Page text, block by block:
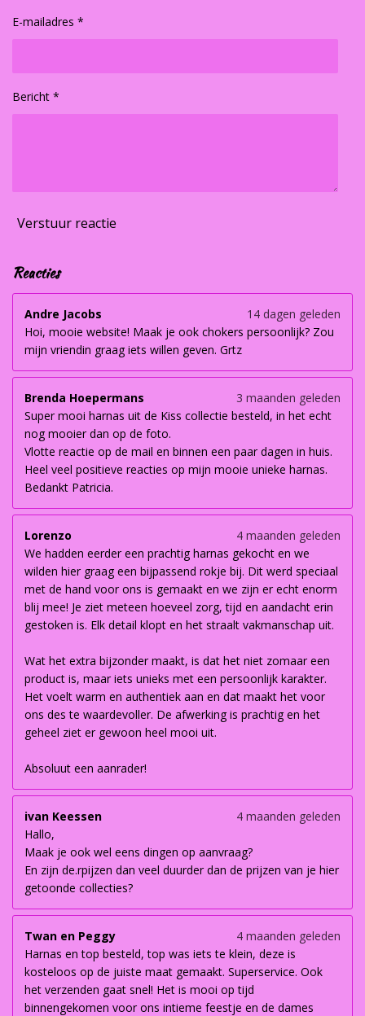
E-mailadres *
Bericht *
Verstuur reactie
Reacties
Andre Jacobs
14 dagen geleden
Hoi, mooie website! Maak je ook chokers persoonlijk? Zou
mijn vriendin graag iets willen geven. Grtz
Brenda Hoepermans
3 maanden geleden
Super mooi harnas uit de Kiss collectie besteld, in het echt
nog mooier dan op de foto.
Vlotte reactie op de mail en binnen een paar dagen in huis.
Heel veel positieve reacties op mijn mooie unieke harnas.
Bedankt Patricia.
Lorenzo
4 maanden geleden
We hadden eerder een prachtig harnas gekocht en we
wilden hier graag een bijpassend rokje bij. Dit werd speciaal
met de hand voor ons is gemaakt en we zijn er echt enorm
blij mee! Je ziet meteen hoeveel zorg, tijd en aandacht erin
gestoken is. Elk detail klopt en het straalt vakmanschap uit.
Wat het extra bijzonder maakt, is dat het niet zomaar een
product is, maar iets unieks met een persoonlijk karakter.
Het voelt warm en authentiek aan en dat maakt het voor
ons des te waardevoller. De afwerking is prachtig en het
geheel ziet er gewoon heel mooi uit.
Absoluut een aanrader!
ivan Keessen
4 maanden geleden
Hallo,
Maak je ook wel eens dingen op aanvraag?
En zijn de.rpijzen dan veel duurder dan de prijzen van je hier
getoonde collecties?
Twan en Peggy
4 maanden geleden
Harnas en top besteld, top was iets te klein, deze is
kosteloos op de juiste maat gemaakt. Superservice. Ook
het verzenden gaat snel! Het is mooi op tijd
binnengekomen voor ons intieme feestje en de dames